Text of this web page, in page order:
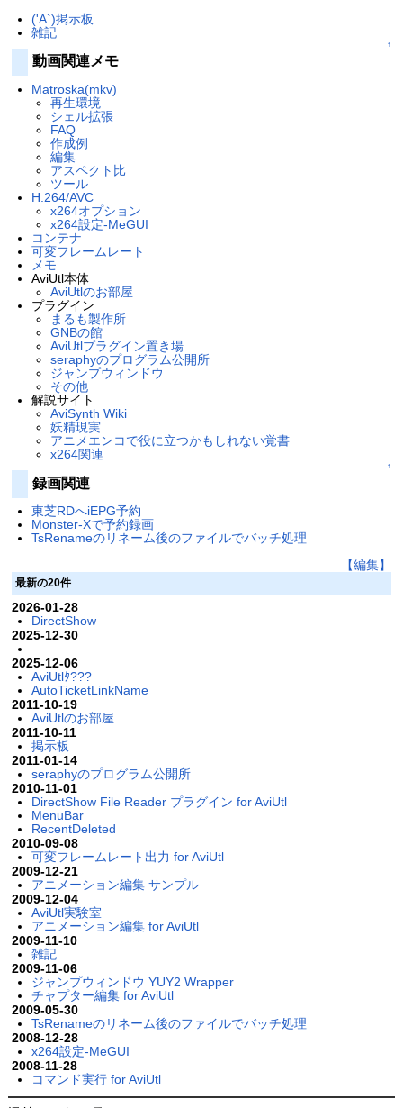
('A`)掲示板
雑記
↑
動画関連メモ
Matroska(mkv)
再生環境
シェル拡張
FAQ
作成例
編集
アスペクト比
ツール
H.264/AVC
x264オプション
x264設定-MeGUI
コンテナ
可変フレームレート
メモ
AviUtl本体
AviUtlのお部屋
プラグイン
まるも製作所
GNBの館
AviUtlプラグイン置き場
seraphyのプログラム公開所
ジャンプウィンドウ
その他
解説サイト
AviSynth Wiki
妖精現実
アニメエンコで役に立つかもしれない覚書
x264関連
↑
録画関連
東芝RDへiEPG予約
Monster-Xで予約録画
TsRenameのリネーム後のファイルでバッチ処理
【編集】
最新の20件
2026-01-28
DirectShow
2025-12-30
2025-12-06
AviUtlﾀ???
AutoTicketLinkName
2011-10-19
AviUtlのお部屋
2011-10-11
掲示板
2011-01-14
seraphyのプログラム公開所
2010-11-01
DirectShow File Reader プラグイン for AviUtl
MenuBar
RecentDeleted
2010-09-08
可変フレームレート出力 for AviUtl
2009-12-21
アニメーション編集 サンプル
2009-12-04
AviUtl実験室
アニメーション編集 for AviUtl
2009-11-10
雑記
2009-11-06
ジャンプウィンドウ YUY2 Wrapper
チャプター編集 for AviUtl
2009-05-30
TsRenameのリネーム後のファイルでバッチ処理
2008-12-28
x264設定-MeGUI
2008-11-28
コマンド実行 for AviUtl